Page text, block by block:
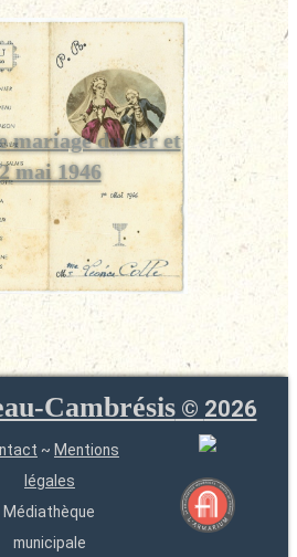
mariage du 1er et
mai 1946
Cambrésis© 2026
~ Mentions
légales
Médiathèque
municipale